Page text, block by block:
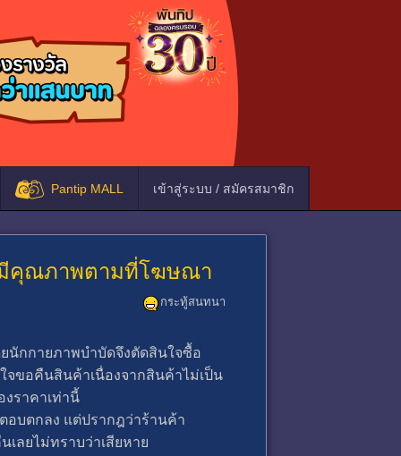
Pantip MALL เข้าสู่ระบบ / สมัครสมาชิก
มีคุณภาพตามที่โฆษณา
กระทู้สนทนา
นักกายภาพบำบัดจึงตัดสินใจซื้อ
ขอคืนสินค้าเนื่องจากสินค้าไม่เป็น
ราคาเท่านี้
อบตกลง แต่ปรากฎว่าร้านค้า
ลยไม่ทราบว่าเสียหาย